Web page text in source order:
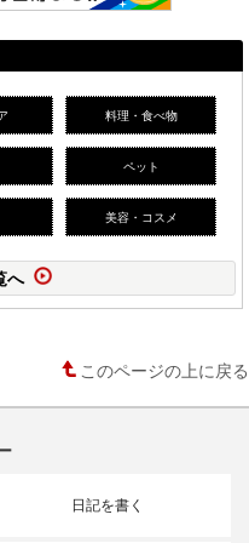
料理・食べ物
ペット
美容・コスメ
へ
このページの上に戻る
日記を書く